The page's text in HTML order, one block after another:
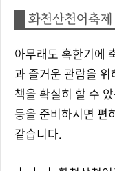
화천산천어축
아무래도 혹한기에
과 즐거운 관람을 위
책을 확실히 할 수
등을 준비하시면 편
같습니다.